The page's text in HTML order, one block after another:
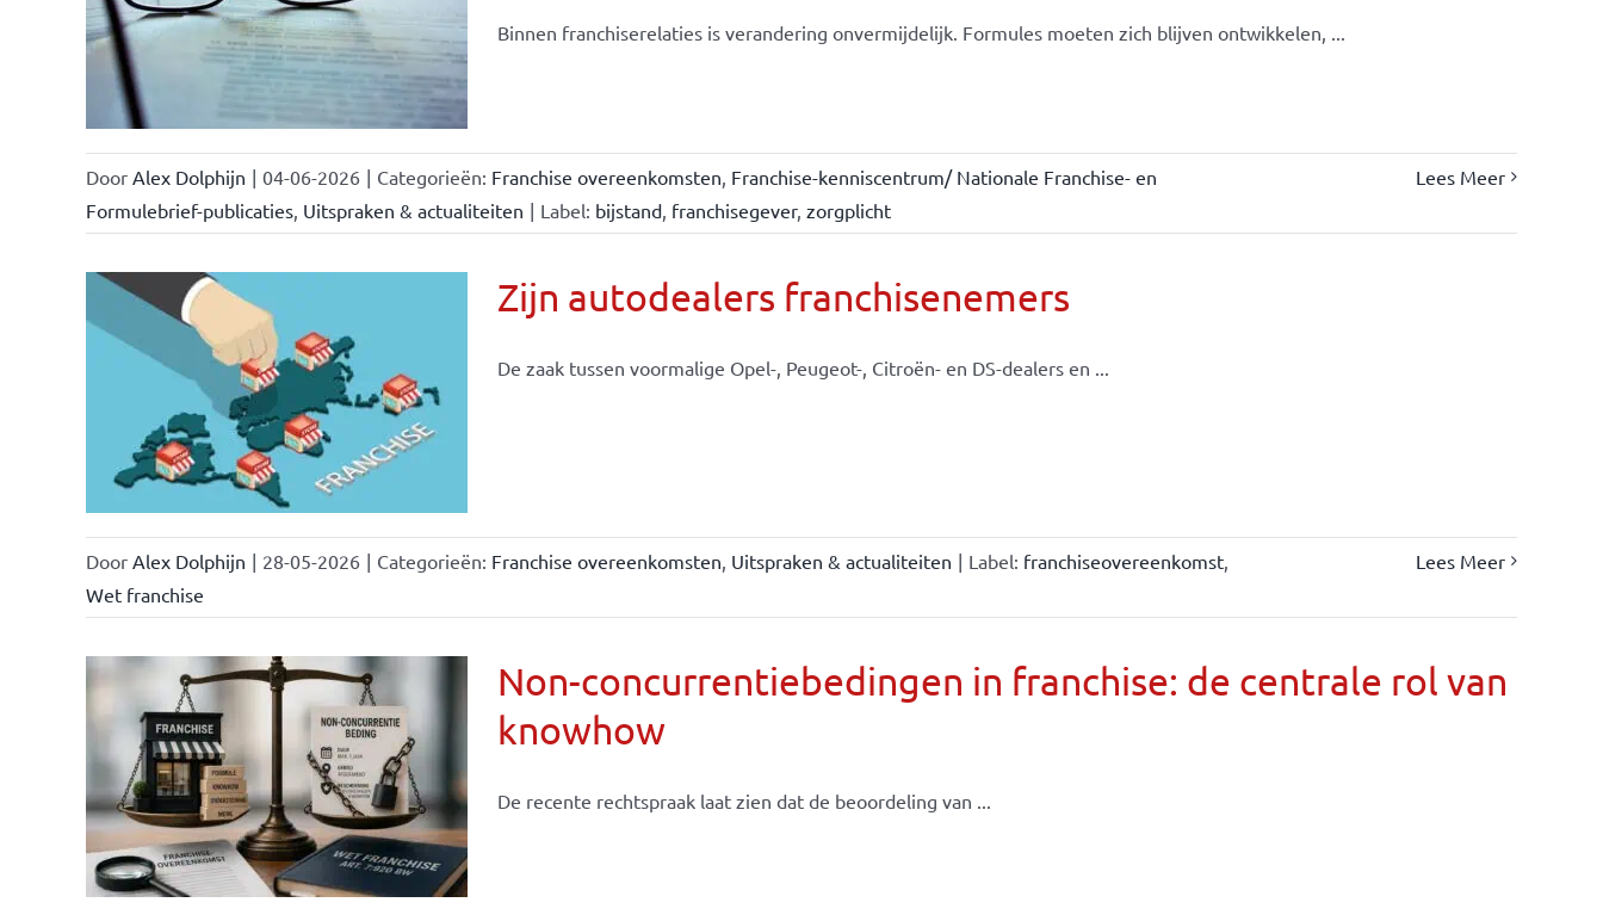
Binnen franchiserelaties is verandering onvermijdelijk. Formules moeten zich blijven ontwikkelen, ...
Door Alex Dolphijn | 04-06-2026 | Categorieën: Franchise overeenkomsten, Franchise-kenniscentrum/ Nationale Franchise- en
Formulebrief-publicaties, Uitspraken & actualiteiten | Label: bijstand, franchisegever, zorgplicht
Lees Meer
Zijn autodealers franchisenemers
De zaak tussen voormalige Opel-, Peugeot-, Citroën- en DS-dealers en ...
Door Alex Dolphijn | 28-05-2026 | Categorieën: Franchise overeenkomsten, Uitspraken & actualiteiten | Label: franchiseovereenkomst,
Wet franchise
Lees Meer
Non-concurrentiebedingen in franchise: de centrale rol van
knowhow
De recente rechtspraak laat zien dat de beoordeling van ...